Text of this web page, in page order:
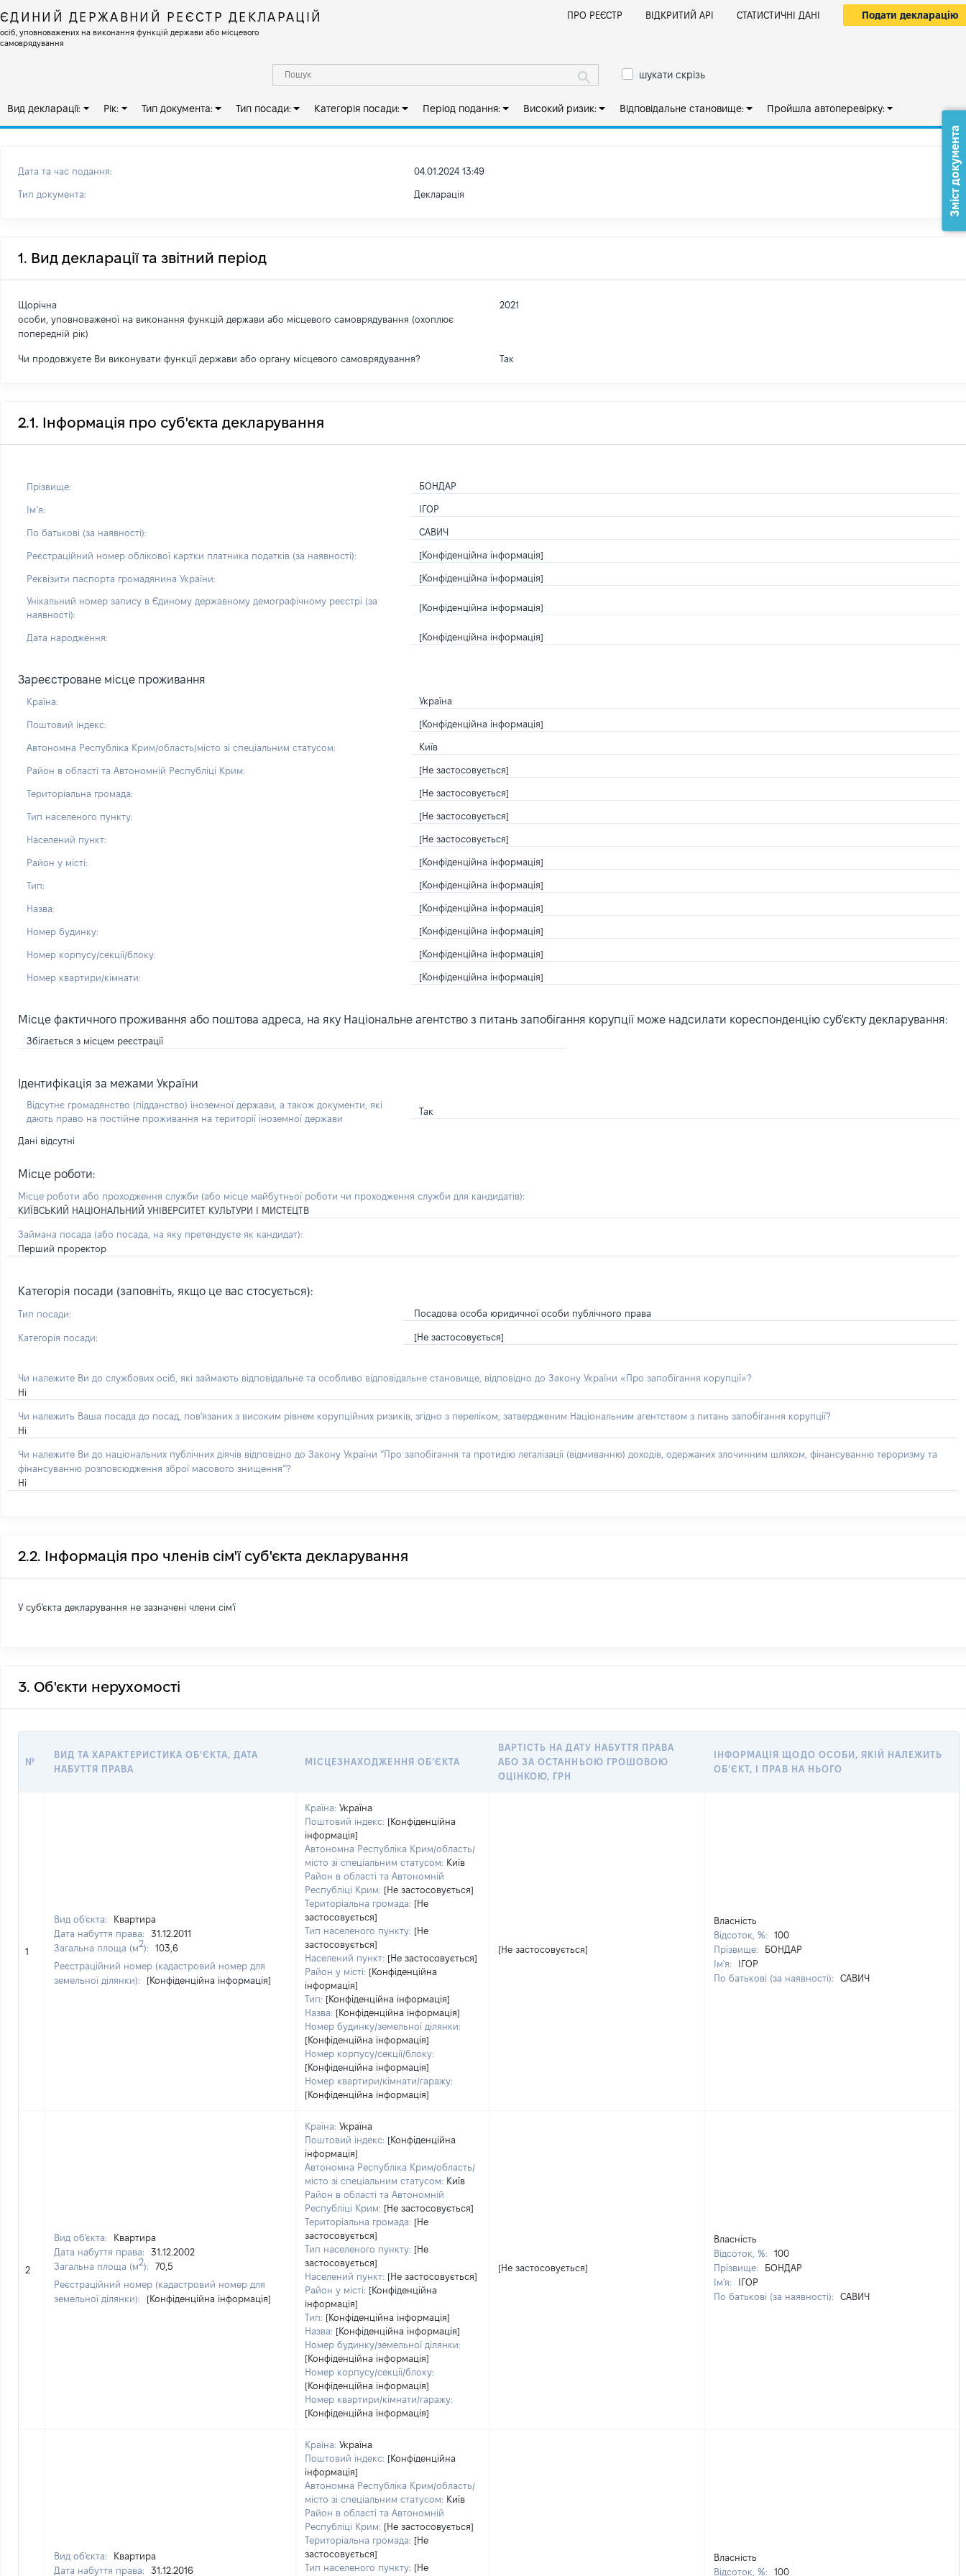
ЄДИНИЙ ДЕРЖАВНИЙ РЕЄСТР ДЕКЛАРАЦІЙ
осіб, уповноважених на виконання функцій держави або місцевого
самоврядування
ПРО РЕЄСТР ВІДКРИТИЙ АРІ СТАТИСТИЧНІ ДАНІ Подати декларацію
шукати скрізь
Вид декларації: Рік: Тип документа: Тип посади: Категорія посади: Період подання: Високий ризик: Відповідальне становище: Пройшла автоперевірку:
Дата та час подання: 04.01.2024 13:49
Тип документа: Декларація
1. Вид декларації та звітний період
Щорічна
особи, уповноваженої на виконання функцій держави або місцевого самоврядування (охоплює
попередній рік)
2021
Чи продовжуєте Ви виконувати функції держави або органу місцевого самоврядування? Так
2.1. Інформація про суб'єкта декларування
Прізвище: БОНДАР
Імʼя: ІГОР
По батькові (за наявності): САВИЧ
Реєстраційний номер облікової картки платника податків (за наявності): [Конфіденційна інформація]
Реквізити паспорта громадянина України: [Конфіденційна інформація]
Унікальний номер запису в Єдиному державному демографічному реєстрі (за
наявності):
[Конфіденційна інформація]
Дата народження: [Конфіденційна інформація]
Зареєстроване місце проживання
Країна: Україна
Поштовий індекс: [Конфіденційна інформація]
Автономна Республіка Крим/область/місто зі спеціальним статусом: Київ
Район в області та Автономній Республіці Крим: [Не застосовується]
Територіальна громада: [Не застосовується]
Тип населеного пункту: [Не застосовується]
Населений пункт: [Не застосовується]
Район у місті: [Конфіденційна інформація]
Тип: [Конфіденційна інформація]
Назва: [Конфіденційна інформація]
Номер будинку: [Конфіденційна інформація]
Номер корпусу/секції/блоку: [Конфіденційна інформація]
Номер квартири/кімнати: [Конфіденційна інформація]
Місце фактичного проживання або поштова адреса, на яку Національне агентство з питань запобігання корупції може надсилати кореспонденцію суб'єкту декларування:
Збігається з місцем реєстрації
Ідентифікація за межами України
Відсутнє громадянство (підданство) іноземної держави, а також документи, які
дають право на постійне проживання на території іноземної держави
Так
Дані відсутні
Місце роботи:
Місце роботи або проходження служби (або місце майбутньої роботи чи проходження служби для кандидатів):
КИЇВСЬКИЙ НАЦІОНАЛЬНИЙ УНІВЕРСИТЕТ КУЛЬТУРИ І МИСТЕЦТВ
Займана посада (або посада, на яку претендуєте як кандидат):
Перший проректор
Категорія посади (заповніть, якщо це вас стосується):
Тип посади: Посадова особа юридичної особи публічного права
Категорія посади: [Не застосовується]
Чи належите Ви до службових осіб, які займають відповідальне та особливо відповідальне становище, відповідно до Закону України «Про запобігання корупції»?
Ні
Чи належить Ваша посада до посад, пов'язаних з високим рівнем корупційних ризиків, згідно з переліком, затвердженим Національним агентством з питань запобігання корупції?
Ні
Чи належите Ви до національних публічних діячів відповідно до Закону України “Про запобігання та протидію легалізації (відмиванню) доходів, одержаних злочинним шляхом, фінансуванню тероризму та
фінансуванню розповсюдження зброї масового знищення”?
Ні
2.2. Інформація про членів сім'ї суб'єкта декларування
У суб'єкта декларування не зазначені члени сім'ї
3. Об'єкти нерухомості
№
ВИД ТА ХАРАКТЕРИСТИКА ОБʼЄКТА, ДАТА
НАБУТТЯ ПРАВА
МІСЦЕЗНАХОДЖЕННЯ ОБʼЄКТА
ВАРТІСТЬ НА ДАТУ НАБУТТЯ ПРАВА
АБО ЗА ОСТАННЬОЮ ГРОШОВОЮ
ОЦІНКОЮ, ГРН
ІНФОРМАЦІЯ ЩОДО ОСОБИ, ЯКІЙ НАЛЕЖИТЬ
ОБ’ЄКТ, І ПРАВ НА НЬОГО
1
Вид об'єкта:
Квартира
Дата набуття права:
31.12.2011
Загальна площа (м2):
103,6
Реєстраційний номер (кадастровий номер для
земельної ділянки):
[Конфіденційна інформація]
Країна: Україна
Поштовий індекс: [Конфіденційна
інформація]
Автономна Республіка Крим/область/
місто зі спеціальним статусом: Київ
Район в області та Автономній
Республіці Крим: [Не застосовується]
Територіальна громада: [Не
застосовується]
Тип населеного пункту: [Не
застосовується]
Населений пункт: [Не застосовується]
Район у місті: [Конфіденційна
інформація]
Тип: [Конфіденційна інформація]
Назва: [Конфіденційна інформація]
Номер будинку/земельної ділянки:
[Конфіденційна інформація]
Номер корпусу/секції/блоку:
[Конфіденційна інформація]
Номер квартири/кімнати/гаражу:
[Конфіденційна інформація]
[Не застосовується]
Власність
Відсоток, %:
100
Прізвище:
БОНДАР
Ім'я:
ІГОР
По батькові (за наявності):
САВИЧ
2
Вид об'єкта:
Квартира
Дата набуття права:
31.12.2002
Загальна площа (м2):
70,5
Реєстраційний номер (кадастровий номер для
земельної ділянки):
[Конфіденційна інформація]
Країна: Україна
Поштовий індекс: [Конфіденційна
інформація]
Автономна Республіка Крим/область/
місто зі спеціальним статусом: Київ
Район в області та Автономній
Республіці Крим: [Не застосовується]
Територіальна громада: [Не
застосовується]
Тип населеного пункту: [Не
застосовується]
Населений пункт: [Не застосовується]
Район у місті: [Конфіденційна
інформація]
Тип: [Конфіденційна інформація]
Назва: [Конфіденційна інформація]
Номер будинку/земельної ділянки:
[Конфіденційна інформація]
Номер корпусу/секції/блоку:
[Конфіденційна інформація]
Номер квартири/кімнати/гаражу:
[Конфіденційна інформація]
[Не застосовується]
Власність
Відсоток, %:
100
Прізвище:
БОНДАР
Ім'я:
ІГОР
По батькові (за наявності):
САВИЧ
Вид об'єкта:
Квартира
Дата набуття права:
31.12.2016
Країна: Україна
Поштовий індекс: [Конфіденційна
інформація]
Автономна Республіка Крим/область/
місто зі спеціальним статусом: Київ
Район в області та Автономній
Республіці Крим: [Не застосовується]
Територіальна громада: [Не
застосовується]
Тип населеного пункту: [Не
Власність
Відсоток, %:
100
Зміст документа